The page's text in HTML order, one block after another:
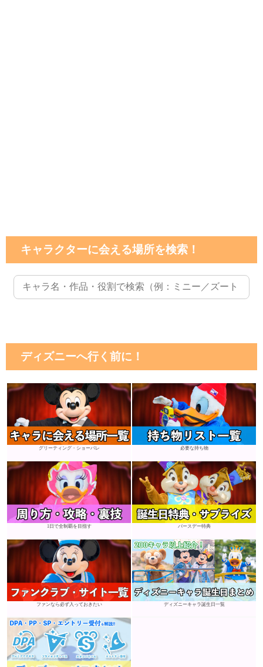
キャラクターに会える場所を検索！
ディズニーへ行く前に！
グリーティング・ショーパレ 必要な持ち物
1日で全制覇を目指す バースデー特典
ファンなら必ず入っておきたい ディズニーキャラ誕生日一覧